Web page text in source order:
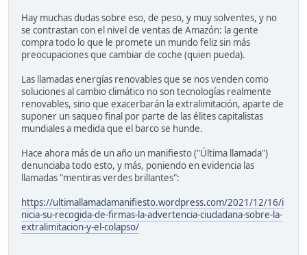
Hay muchas dudas sobre eso, de peso, y muy solventes, y no
se contrastan con el nivel de ventas de Amazón: la gente
compra todo lo que le promete un mundo feliz sin más
preocupaciones que cambiar de coche (quien pueda).
Las llamadas energías renovables que se nos venden como
soluciones al cambio climático no son tecnologías realmente
renovables, sino que exacerbarán la extralimitación, aparte de
suponer un saqueo final por parte de las élites capitalistas
mundiales a medida que el barco se hunde.
Hace ahora más de un año un manifiesto ("Última llamada")
denunciaba todo esto, y más, poniendo en evidencia las
llamadas "mentiras verdes brillantes":
https://ultimallamadamanifiesto.wordpress.com/2021/12/16/i
nicia-su-recogida-de-firmas-la-advertencia-ciudadana-sobre-la-
extralimitacion-y-el-colapso/